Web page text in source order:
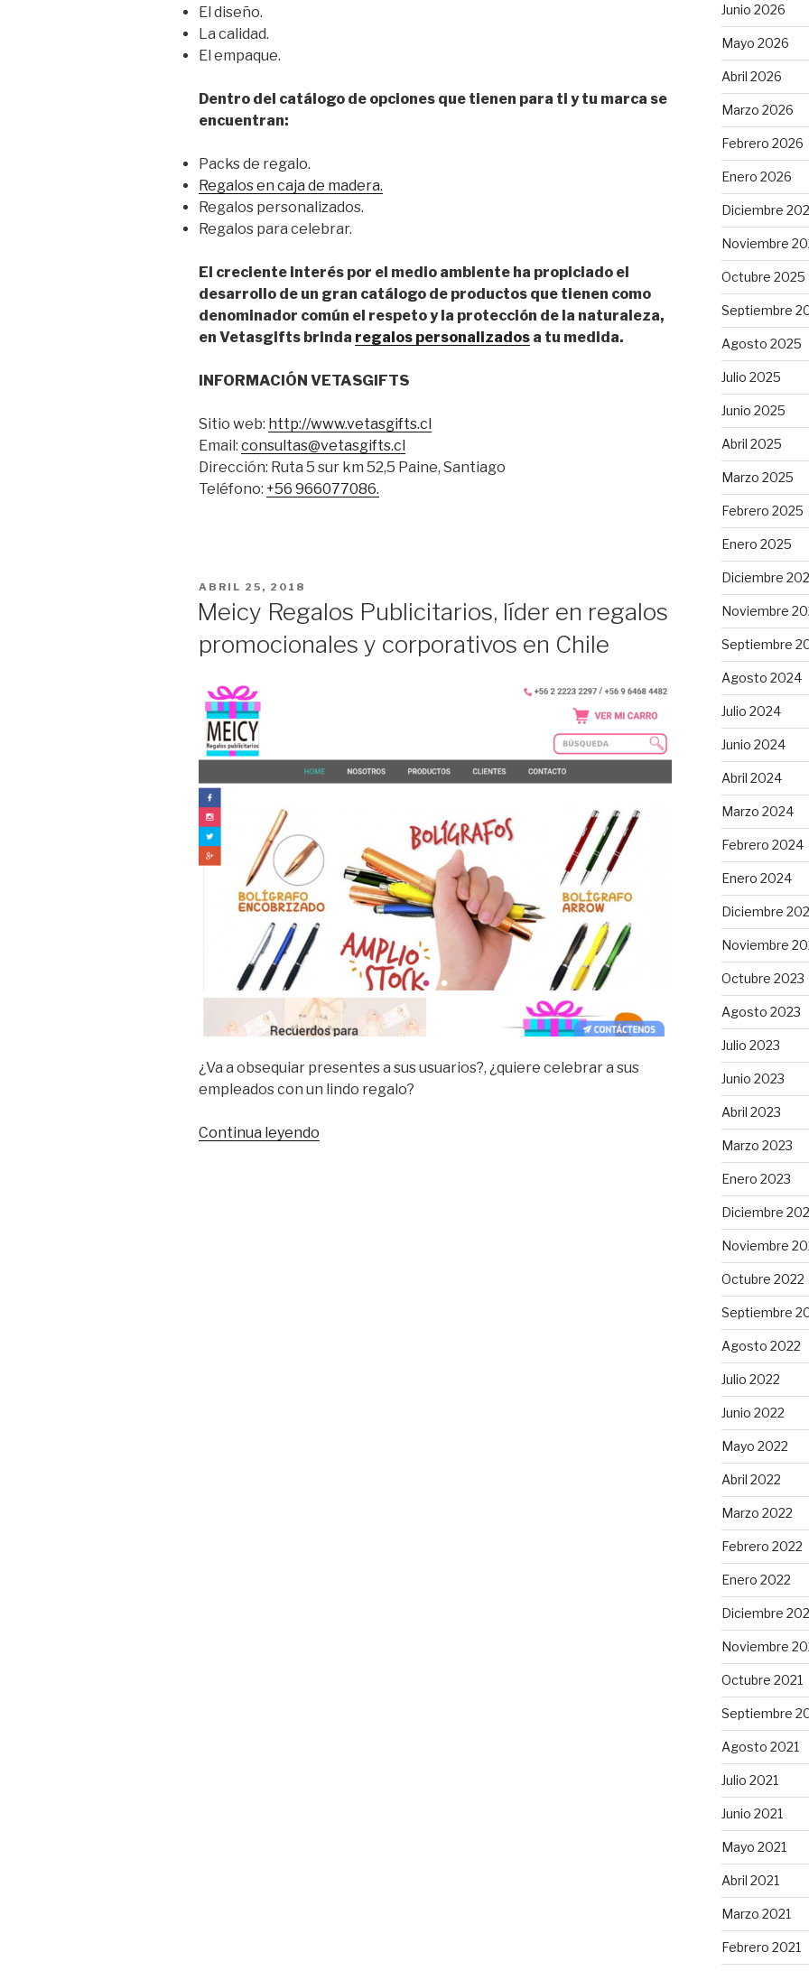
El diseño.
La calidad.
El empaque.
Dentro del catálogo de opciones que tienen para ti y tu marca se
encuentran:
Packs de regalo.
Regalos en caja de madera.
Regalos personalizados.
Regalos para celebrar.
El creciente interés por el medio ambiente ha propiciado el
desarrollo de un gran catálogo de productos que tienen como
denominador común el respeto y la protección de la naturaleza,
en Vetasgifts brinda regalos personalizados a tu medida.
INFORMACIÓN VETASGIFTS
Sitio web: http://www.vetasgifts.cl
Email: consultas@vetasgifts.cl
Dirección: Ruta 5 sur km 52,5 Paine, Santiago
Teléfono: +56 966077086.
POSTED
ON
ABRIL 25, 2018
Meicy Regalos Publicitarios, líder en regalos
promocionales y corporativos en Chile
¿Va a obsequiar presentes a sus usuarios?, ¿quiere celebrar a sus
empleados con un lindo regalo?
Continua leyendo
Junio 2026
Mayo 2026
Abril 2026
Marzo 2026
Febrero 2026
Enero 2026
Diciembre
Noviembre
Octubre 2025
Septiembre
Agosto 2025
Julio 2025
Junio 2025
Abril 2025
Marzo 2025
Febrero 2025
Enero 2025
Diciembre
Noviembre
Septiembre
Agosto 2024
Julio 2024
Junio 2024
Abril 2024
Marzo 2024
Febrero 2024
Enero 2024
Diciembre
Noviembre
Octubre 2023
Agosto 2023
Julio 2023
Junio 2023
Abril 2023
Marzo 2023
Enero 2023
Diciembre
Noviembre
Octubre 2022
Septiembre
Agosto 2022
Julio 2022
Junio 2022
Mayo 2022
Abril 2022
Marzo 2022
Febrero 2022
Enero 2022
Diciembre
Noviembre
Octubre 2021
Septiembre
Agosto 2021
Julio 2021
Junio 2021
Mayo 2021
Abril 2021
Marzo 2021
Febrero 2021